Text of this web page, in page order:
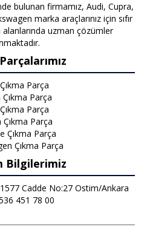
bulunan firmamız, Audi, Cupra,
marka araçlarınız için sıfır
uzman çözümler
Parça
Parça
Parça
Çıkma Parça
Çıkma Parça
Çıkma Parça
Bilgilerimiz
1577 Cadde No:27 Ostim/Ankara
451 78 00